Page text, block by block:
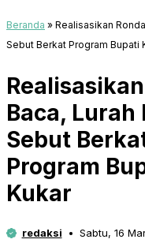
Beranda » Realisasikan
Sebut Berkat Program Bupati
Baca, Lurah
Sebut
Program
Kukar
redaksi Sabtu, 16